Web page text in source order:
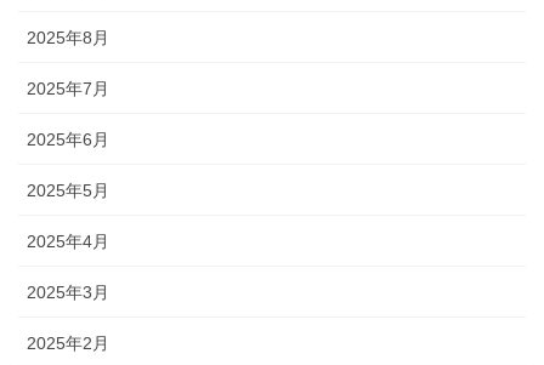
2025年8月
2025年7月
2025年6月
2025年5月
2025年4月
2025年3月
2025年2月